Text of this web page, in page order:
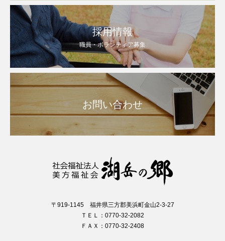
採用情報
職員・ボランティア募集
お問い合わせ
〒919-1145 福井県三方郡美浜町金山2-3-27
ＴＥＬ：0770-32-2082
ＦＡＸ：0770-32-2408